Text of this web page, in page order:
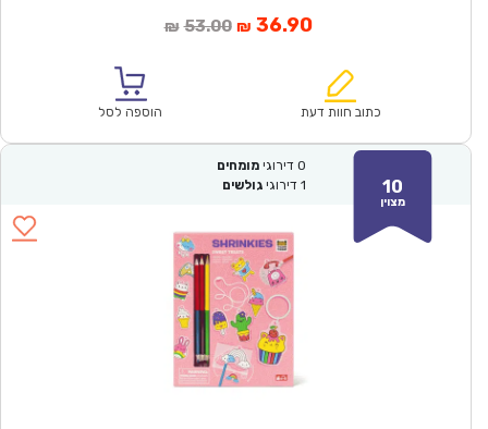
₪ 53.00המחיר
₪53.00.
₪ 36.90המחיר
הוא:
כתוב חוות דעת הוספה לסל
10
מצוין
0 דירוגי מומחים
1 דירוגי גולשים